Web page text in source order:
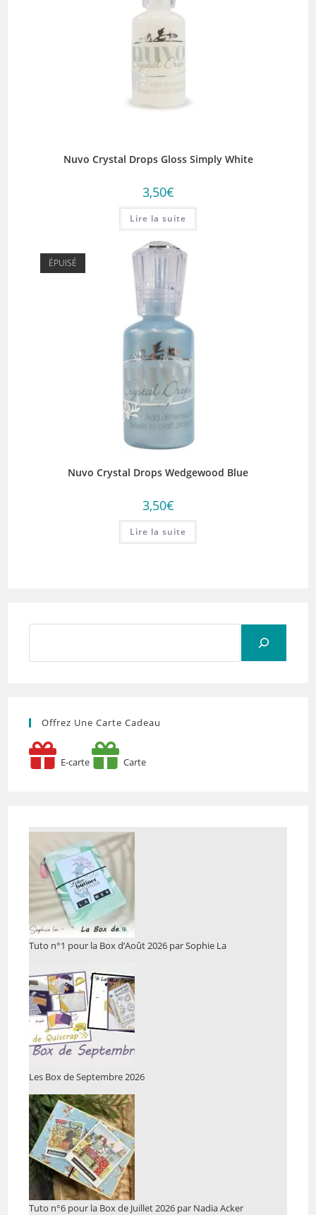
Nuvo Crystal Drops Gloss Simply White
3,50€
Lire la suite
ÉPUISÉ
Nuvo Crystal Drops Wedgewood Blue
3,50€
Lire la suite
Offrez Une Carte Cadeau
E-carte Carte
Tuto n°1 pour la Box d’Août 2026 par Sophie La
Les Box de Septembre 2026
Tuto n°6 pour la Box de Juillet 2026 par Nadia Acker